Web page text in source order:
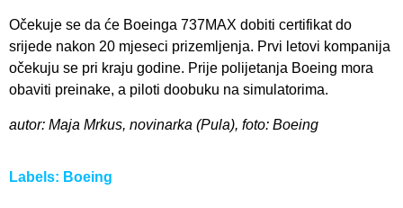
Očekuje se da će Boeinga 737MAX dobiti certifikat do
srijede nakon 20 mjeseci prizemljenja. Prvi letovi kompanija
očekuju se pri kraju godine. Prije polijetanja Boeing mora
obaviti preinake, a piloti doobuku na simulatorima.
autor: Maja Mrkus, novinarka (Pula), foto: Boeing
Labels: Boeing